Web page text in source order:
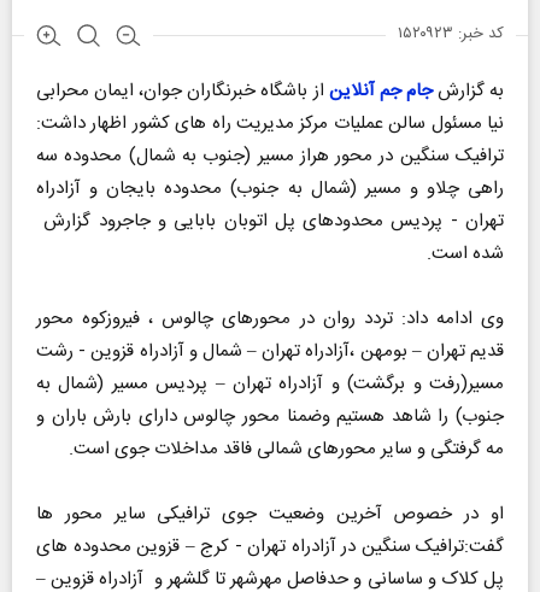
کد خبر: ۱۵۲۰۹۲۳
به گزارشجام جم آنلاین از باشگاه‌ خبرنگاران جوان، ایمان محرابی
نیا مسئول سالن عملیات مرکز مدیریت راه های کشور اظهار داشت:
ترافیک سنگین در محور هراز مسیر (جنوب به شمال) محدوده سه
راهی چلاو و مسیر (شمال به جنوب) محدوده بایجان و آزادراه
تهران - پردیس محدودهای پل اتوبان بابایی و جاجرود گزارش
شده است.
وی ادامه داد: تردد روان در محورهای چالوس ، فیروزکوه محور
قدیم تهران – بومهن ،آزادراه تهران – شمال و آزادراه قزوین - رشت
مسیر(رفت و برگشت) و آزادراه تهران – پردیس مسیر (شمال به
جنوب) را شاهد هستیم وضمنا محور چالوس دارای بارش باران و
مه گرفتگی و سایر محورهای شمالی فاقد مداخلات جوی است.
او در خصوص آخرين وضعیت جوی ترافیکی سایر محور ها
گفت:ترافیک سنگین در آزادراه تهران - کرج – قزوین محدوده های
پل کلاک و ساسانی و حدفاصل مهرشهر تا گلشهر و آزادراه قزوین –